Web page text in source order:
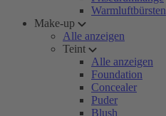
Warmluftbürsten
Make-up
Alle anzeigen
Teint
Alle anzeigen
Foundation
Concealer
Puder
Blush